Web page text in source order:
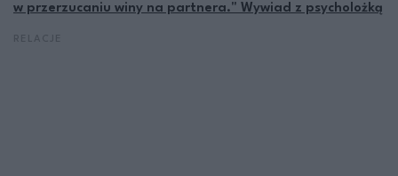
w przerzucaniu winy na partnera." Wywiad z psycholożką